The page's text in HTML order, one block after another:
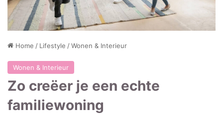
Home / Lifestyle /Wonen & Interieur
Wonen & Interieur
Zo creëer je een echte
familiewoning